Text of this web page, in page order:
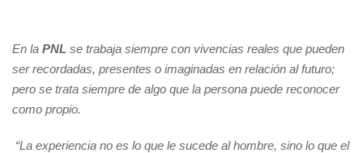
En la PNL se trabaja siempre con vivencias reales que pueden
ser recordadas, presentes o imaginadas en relación al futuro;
pero se trata siempre de algo que la persona puede reconocer
como propio.
“La experiencia no es lo que le sucede al hombre, sino lo que el